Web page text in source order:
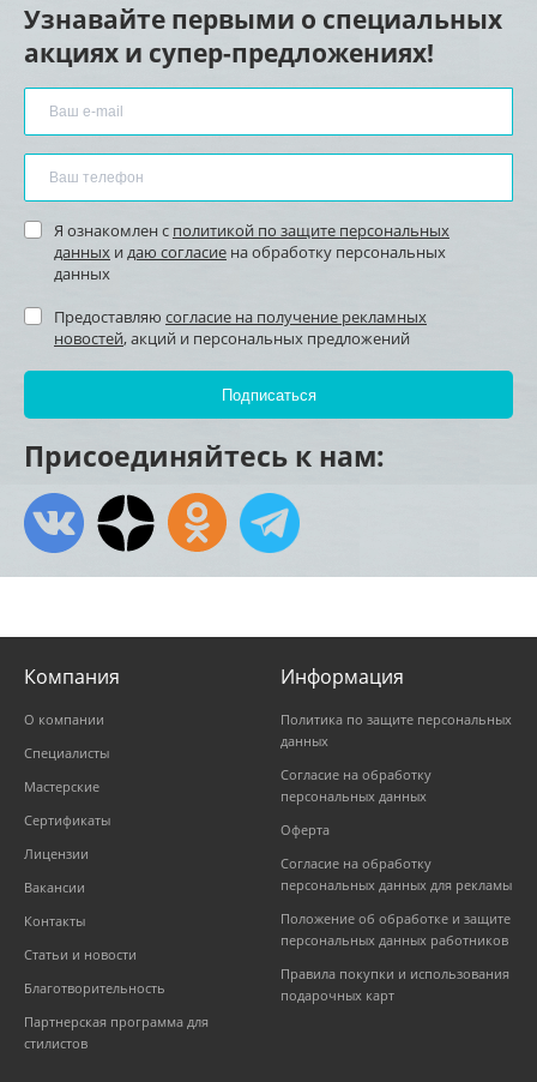
Узнавайте первыми о специальных
акциях и супер-предложениях!
Я ознакомлен с политикой по защите персональных
данных и даю согласие на обработку персональных
данных
Предоставляю согласие на получение рекламных
новостей, акций и персональных предложений
Присоединяйтесь к нам:
Компания
О компании
Специалисты
Мастерские
Сертификаты
Лицензии
Вакансии
Контакты
Статьи и новости
Благотворительность
Партнерская программа для
стилистов
Информация
Политика по защите персональных
данных
Согласие на обработку
персональных данных
Оферта
Согласие на обработку
персональных данных для рекламы
Положение об обработке и защите
персональных данных работников
Правила покупки и использования
подарочных карт